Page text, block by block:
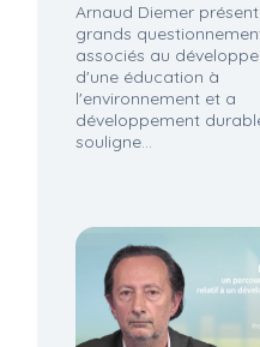
Arnaud Diemer
grands
associés au
d'une éducation à
l'environnement et a
développement
souligne...